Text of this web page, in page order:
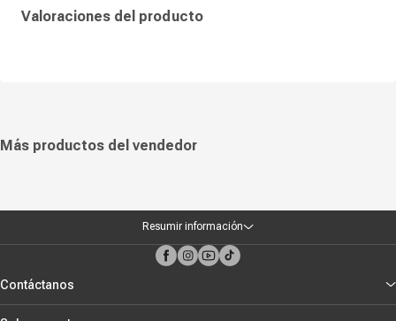
Valoraciones del producto
Más productos del vendedor
Resumir información
Contáctanos